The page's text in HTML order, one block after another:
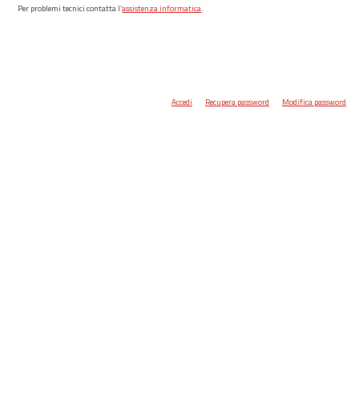
Per problemi tecnici contatta l’assistenza informatica.
Accedi Recupera password Modifica password